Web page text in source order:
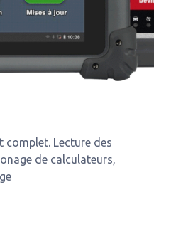
complet. Lecture des
de calculateurs,